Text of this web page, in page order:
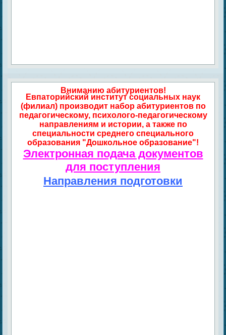
Вниманию абитуриентов!
Евпаторийский институт социальных наук
(филиал) производит набор абитуриентов по
педагогическому, психолого-педагогическому
направлениям и истории, а также по
специальности среднего специального
образования "Дошкольное образование"!
Электронная подача документов
для поступления
Направления подготовки